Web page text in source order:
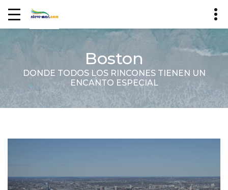
Boston
DONDE TODOS LOS RINCONES TIENEN UN
ENCANTO ESPECIAL